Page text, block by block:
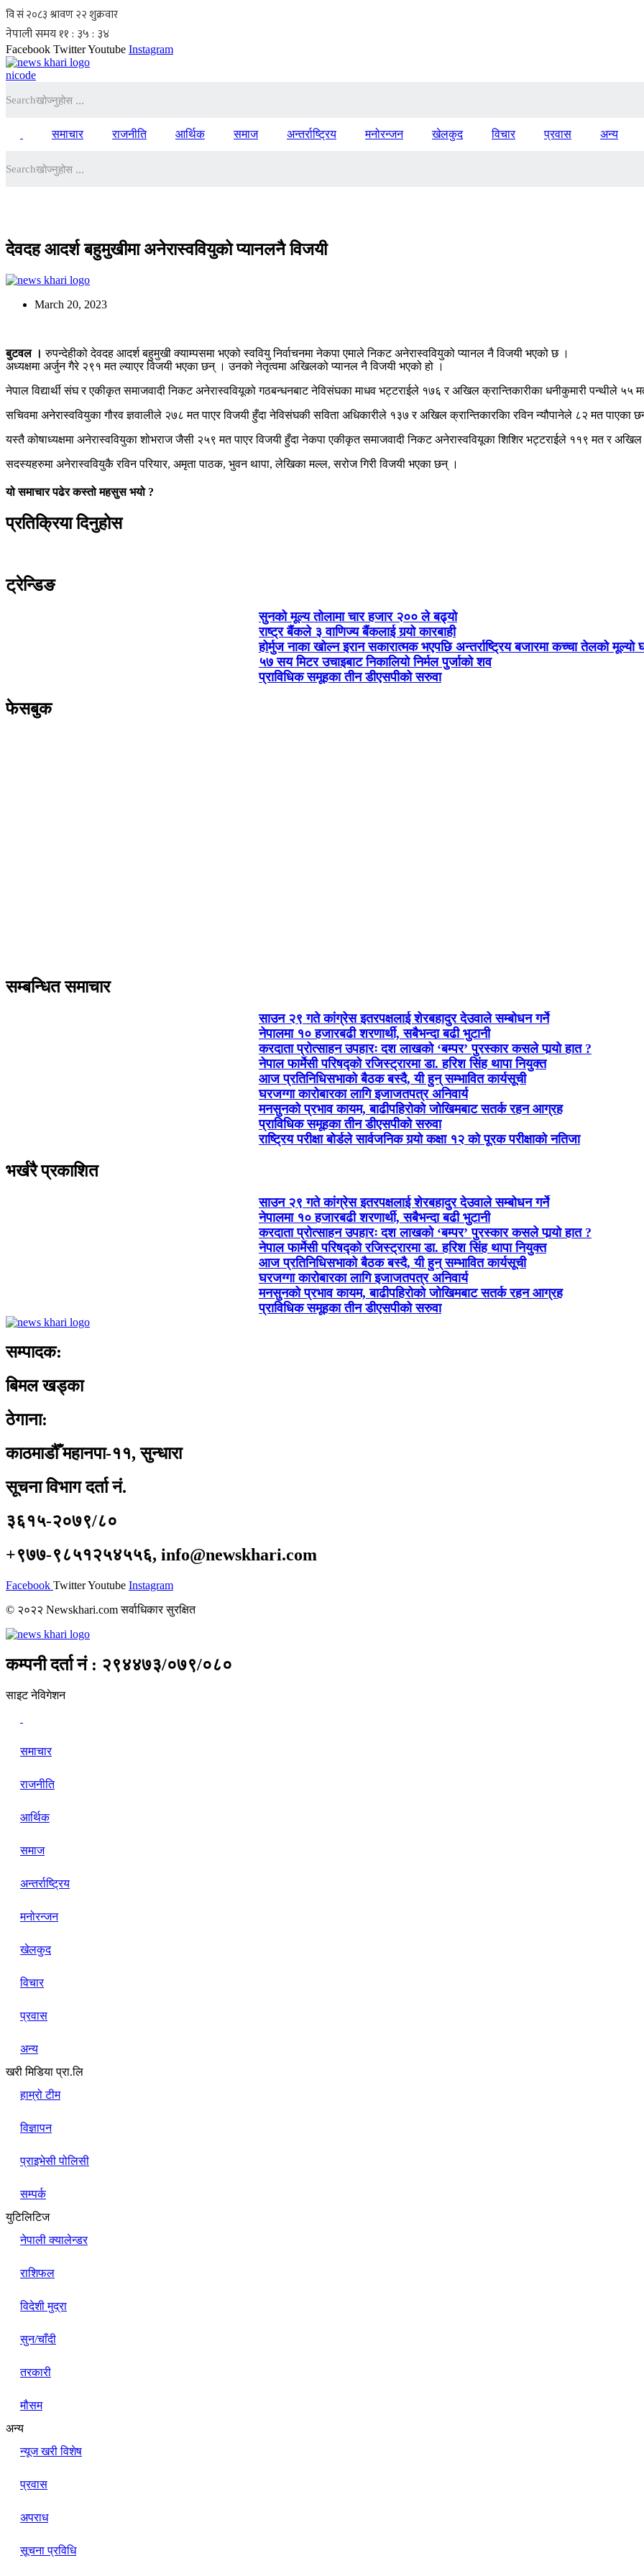
Skip
content
Facebook TwitterYoutube Instagram
nicode
Search
समाचार राजनीति आर्थिक समाज अन्तर्राष्ट्रिय मनोरन्जन खेलकुद विचार प्रवास अन्य
Search
देवदह आदर्श बहुमुखीमा अनेरास्ववियुको प्यानलनै विजयी
March 20, 2023
बुटवल । रुपन्देहीको देवदह आदर्श बहुमुखी क्याम्पसमा भएको स्ववियु निर्वाचनमा नेकपा एमाले निकट अनेरास्ववियुको प्यानल नै विजयी भएको छ ।
अध्यक्षमा अर्जुन गैरे २९१ मत ल्याएर विजयी भएका छन् । उनको नेतृत्वमा अखिलको प्यानल नै विजयी भएको हो ।
नेपाल विद्यार्थी संघ र एकीकृत समाजवादी निकट अनेरास्ववियूको गठबन्धनबाट नेविसंघका माधव भट्टराईले १७६ र अखिल क्रान्तिकारीका धनीकुमारी पन्थीले ५५
सचिवमा अनेरास्ववियुका गौरव ज्ञवालीले २७८ मत पाएर विजयी हुँदा नेविसंघकी सविता अधिकारीले १३७ र अखिल क्रान्तिकारकिा रविन न्यौपानेले ८२ मत पाएका
यस्तै कोषाध्यक्षमा अनेरास्ववियुका शोभराज जैसी २५९ मत पाएर विजयी हुँदा नेकपा एकीकृत समाजवादी निकट अनेरास्ववियूका शिशिर भट्टराईले ११९ मत र
सदस्यहरुमा अनेरास्ववियुकै रविन परियार, अमृता पाठक, भुवन थापा, लेखिका मल्ल, सरोज गिरी विजयी भएका छन् ।
यो समाचार पढेर कस्तो महसुस भयो ?
प्रतिक्रिया दिनुहोस
ट्रेन्डिङ
सुनको मूल्य तोलामा चार हजार २०० ले बढ्यो
राष्ट्र बैंकले ३ वाणिज्य बैंकलाई गर्‍यो कारबाही
होर्मुज नाका खोल्न इरान सकारात्मक भएपछि अन्तर्राष्ट्रिय बजारमा कच्चा तेलको मूल्यो
५७ सय मिटर उचाइबाट निकालियो निर्मल पुर्जाको शव
प्राविधिक समूहका तीन डीएसपीको सरुवा
फेसबुक
सम्बन्धित समाचार
साउन २९ गते कांग्रेस इतरपक्षलाई शेरबहादुर देउवाले सम्बोधन गर्ने
नेपालमा १० हजारबढी शरणार्थी, सबैभन्दा बढी भुटानी
करदाता प्रोत्साहन उपहारः दश लाखको ‘बम्पर’ पुरस्कार कसले पार्‍याे हात ?
नेपाल फार्मेसी परिषद्को रजिस्ट्रारमा डा. हरिश सिंह थापा नियुक्त
आज प्रतिनिधिसभाको बैठक बस्दै, यी हुन् सम्भावित कार्यसूची
घरजग्गा कारोबारका लागि इजाजतपत्र अनिवार्य
मनसुनको प्रभाव कायम, बाढीपहिरोको जोखिमबाट सतर्क रहन आग्रह
प्राविधिक समूहका तीन डीएसपीको सरुवा
राष्ट्रिय परीक्षा बोर्डले सार्वजनिक गर्‍यो कक्षा १२ को पूरक परीक्षाको नतिजा
भर्खरै प्रकाशित
साउन २९ गते कांग्रेस इतरपक्षलाई शेरबहादुर देउवाले सम्बोधन गर्ने
नेपालमा १० हजारबढी शरणार्थी, सबैभन्दा बढी भुटानी
करदाता प्रोत्साहन उपहारः दश लाखको ‘बम्पर’ पुरस्कार कसले पार्‍याे हात ?
नेपाल फार्मेसी परिषद्को रजिस्ट्रारमा डा. हरिश सिंह थापा नियुक्त
आज प्रतिनिधिसभाको बैठक बस्दै, यी हुन् सम्भावित कार्यसूची
घरजग्गा कारोबारका लागि इजाजतपत्र अनिवार्य
मनसुनको प्रभाव कायम, बाढीपहिरोको जोखिमबाट सतर्क रहन आग्रह
प्राविधिक समूहका तीन डीएसपीको सरुवा
सम्पादक:
बिमल खड्का
ठेगाना:
काठमाडौँ महानपा-११, सुन्धारा
सूचना विभाग दर्ता नं.
३६१५-२०७९/८०
+९७७-९८५१२५४५५६, info@newskhari.com
Facebook TwitterYoutube Instagram
© २०२२ Newskhari.com सर्वाधिकार सुरक्षित
कम्पनी दर्ता नं : २९४४७३/०७९/०८०
साइट नेविगेशन
समाचार
राजनीति
आर्थिक
समाज
अन्तर्राष्ट्रिय
मनोरन्जन
खेलकुद
विचार
प्रवास
अन्य
खरी मिडिया प्रा.लि
हाम्रो टीम
विज्ञापन
प्राइभेसी पोलिसी
सम्पर्क
युटिलिटिज
नेपाली क्यालेन्डर
राशिफल
विदेशी मुद्रा
सुन/चाँदी
तरकारी
मौसम
अन्य
न्यूज खरी विशेष
प्रवास
अपराध
सूचना प्रविधि